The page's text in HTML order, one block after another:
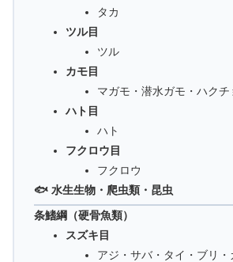
タカ
ツル目
ツル
カモ目
マガモ・潜水ガモ・ハクチ
ハト目
ハト
フクロウ目
フクロウ
🐟 水生生物・爬虫類・昆虫
条鰭綱（硬骨魚類）
スズキ目
アジ・サバ・タイ・ブリ・